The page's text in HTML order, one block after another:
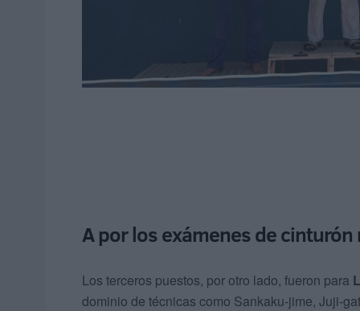
A por los exámenes de cinturón
Los terceros puestos, por otro lado, fueron para
dominio de técnicas como Sankaku-jime, Juji-